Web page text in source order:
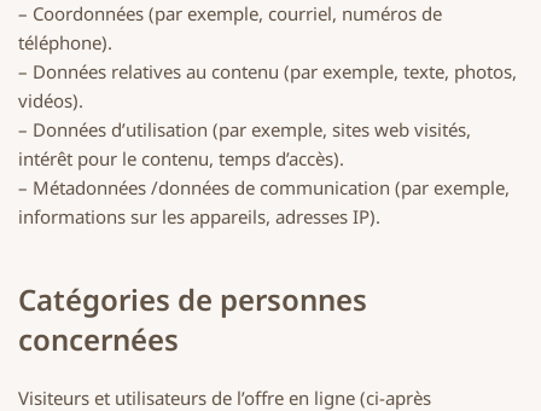
– Coordonnées (par exemple, courriel, numéros de
téléphone).
– Données relatives au contenu (par exemple, texte, photos,
vidéos).
– Données d’utilisation (par exemple, sites web visités,
intérêt pour le contenu, temps d’accès).
– Métadonnées /données de communication (par exemple,
informations sur les appareils, adresses IP).
Catégories de personnes
concernées
Visiteurs et utilisateurs de l’offre en ligne (ci-après